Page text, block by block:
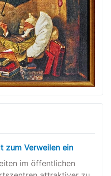
zum Verweilen ein
im öffentlichen